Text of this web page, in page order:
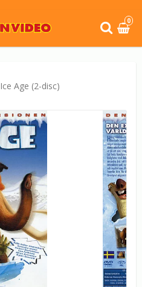
0
Ice Age (2-disc)